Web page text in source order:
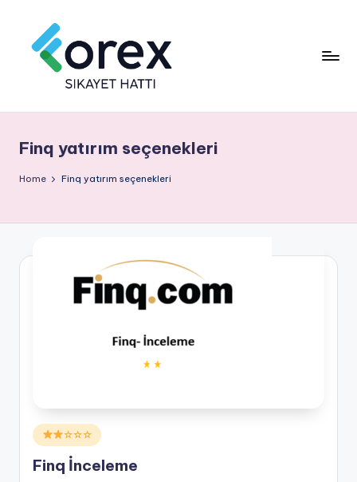
Finq yatırım seçenekleri
Home Finq yatırım seçenekleri
Posted
in
☆☆☆
Finq İnceleme